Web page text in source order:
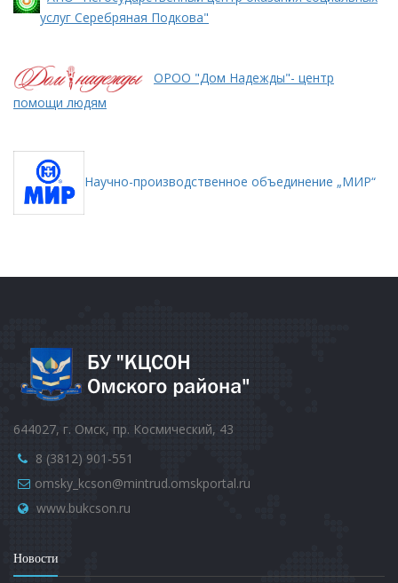
услуг Серебряная Подкова"
ОРОО "Дом Надежды"- центр
помощи людям
Научно-производственное объединение „МИР“
644027, г. Омск, пр. Космический, 43
8 (3812) 901-551
omsky_kcson@mintrud.omskportal.ru
www.bukcson.ru
Новости